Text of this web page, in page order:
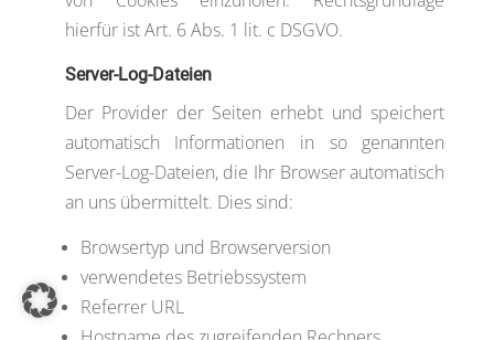
hierfür ist Art. 6 Abs. 1 lit. c DSGVO.
Server-Log-Dateien
Der Provider der Seiten erhebt und speichert
automatisch Informationen in so genannten
Server-Log-Dateien, die Ihr Browser automatisch
an uns übermittelt. Dies sind:
Browsertyp und Browserversion
verwendetes Betriebssystem
Referrer URL